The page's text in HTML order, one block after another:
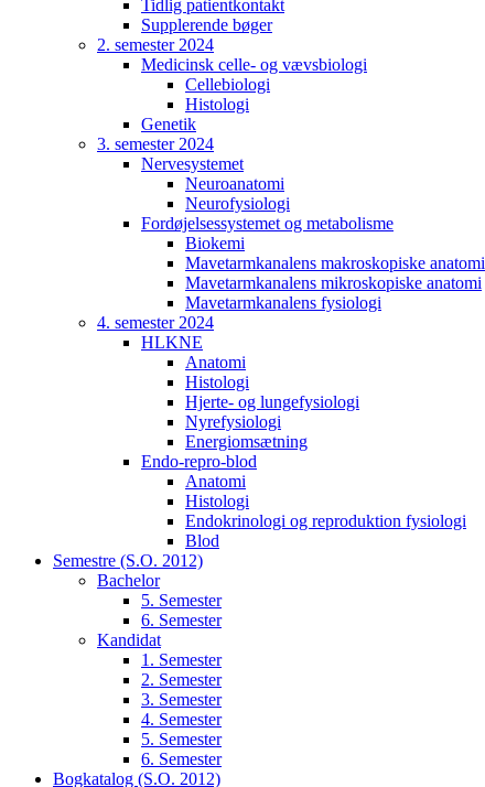
Tidlig patientkontakt
Supplerende bøger
2. semester 2024
Medicinsk celle- og vævsbiologi
Cellebiologi
Histologi
Genetik
3. semester 2024
Nervesystemet
Neuroanatomi
Neurofysiologi
Fordøjelsessystemet og metabolisme
Biokemi
Mavetarmkanalens makroskopiske anatomi
Mavetarmkanalens mikroskopiske anatomi
Mavetarmkanalens fysiologi
4. semester 2024
HLKNE
Anatomi
Histologi
Hjerte- og lungefysiologi
Nyrefysiologi
Energiomsætning
Endo-repro-blod
Anatomi
Histologi
Endokrinologi og reproduktion fysiologi
Blod
Semestre (S.O. 2012)
Bachelor
5. Semester
6. Semester
Kandidat
1. Semester
2. Semester
3. Semester
4. Semester
5. Semester
6. Semester
Bogkatalog (S.O. 2012)